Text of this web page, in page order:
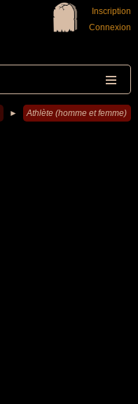
Inscription
Connexion
► Athlète (homme et femme)